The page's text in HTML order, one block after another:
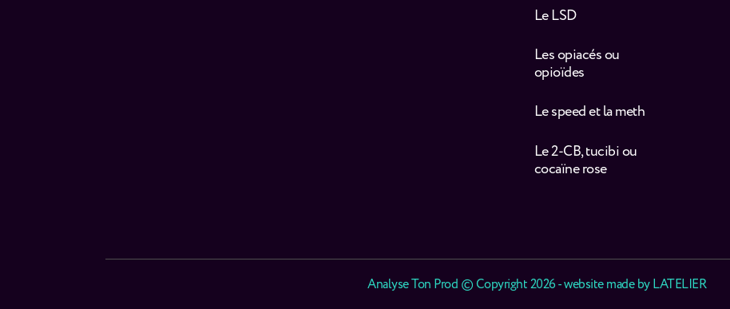
Le LSD
Les opiacés ou
opioïdes
Le speed et la meth
Le 2-CB, tucibi ou
cocaïne rose
Analyse Ton Prod © Copyright 2026 - website made byLATELIER